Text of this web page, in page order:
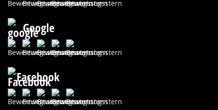
Google
Facebook